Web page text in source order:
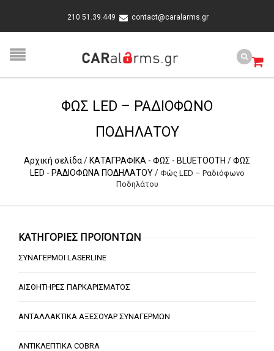
210 51.39.449 contact@caralarms.gr
ΦΏΣ LED – ΡΑΔΙΌΦΩΝΟ
ΠΟΔΗΛΆΤΟΥ
Αρχική σελίδα/ ΚΑΤΑΓΡΑΦΙΚΑ - ΦΩΣ - BLUETOOTH /ΦΩΣ
LED - ΡΑΔΙΟΦΩΝΑ ΠΟΔΗΛΑΤΟΥ / Φώς LED – Ραδιόφωνο
Ποδηλάτου
ΚΑΤΗΓΟΡΙΕΣ ΠΡΟΪΟΝΤΩΝ
ΣΥΝΑΓΕΡΜΟΙ LASERLINE
ΑΙΣΘΗΤΗΡΕΣ ΠΑΡΚΑΡΙΣΜΑΤΟΣ
ΑΝΤΑΛΛΑΚΤΙΚΑ ΑΞΕΣΟΥΑΡ ΣΥΝΑΓΕΡΜΩΝ
ΑΝΤΙΚΛΕΠΤΙΚΑ COBRA